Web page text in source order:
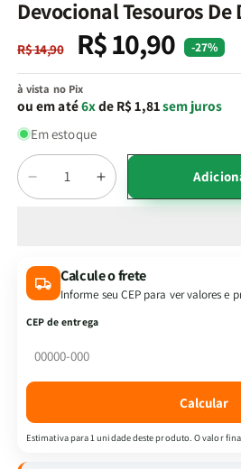
janela
Devocional Tesouros De
Preço
normal
R$ 14,90
Preço
promocional
R$ 10,90 -27%
à vista no Pix
ou em até6xde R$ 1,81sem juros
Em estoque
Quantidade
Diminuir
a
Tesouros
De
Davi
Por
Aumentar
a
Tesouros
De
Calcule o frete
Informe seu CEP para ver valores e
CEP de entrega
Calcular
Estimativa para 1 unidade deste produto. O valor